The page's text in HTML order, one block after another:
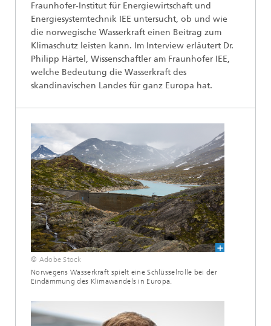
Fraunhofer-Institut für Energiewirtschaft und
Energiesystemtechnik IEE untersucht, ob und wie
die norwegische Wasserkraft einen Beitrag zum
Klimaschutz leisten kann. Im Interview erläutert Dr.
Philipp Härtel, Wissenschaftler am Fraunhofer IEE,
welche Bedeutung die Wasserkraft des
skandinavischen Landes für ganz Europa hat.
© Adobe Stock
Norwegens Wasserkraft spielt eine Schlüsselrolle bei der
Eindämmung des Klimawandels in Europa.